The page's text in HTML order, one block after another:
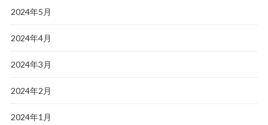
2024年5月
2024年4月
2024年3月
2024年2月
2024年1月